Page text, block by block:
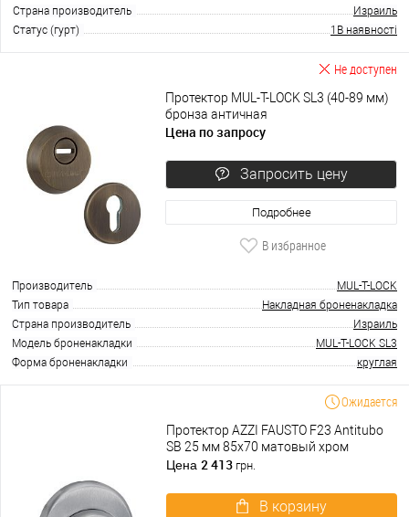
Страна производитель
Израиль
Статус (гурт)
1В наявності
Не доступен
Протектор MUL-T-LOCK SL3 (40-89 мм)
бронза античная
Цена по запросу
Запросить цену
Подробнее
В избранное
Производитель
MUL-T-LOCK
Тип товара
Накладная броненакладка
Страна производитель
Израиль
Модель броненакладки
MUL-T-LOCK SL3
Форма броненакладки
круглая
Ожидается
Протектор AZZI FAUSTO F23 Antitubo
SB 25 мм 85х70 матовый хром
Цена 2 413 грн.
В корзину